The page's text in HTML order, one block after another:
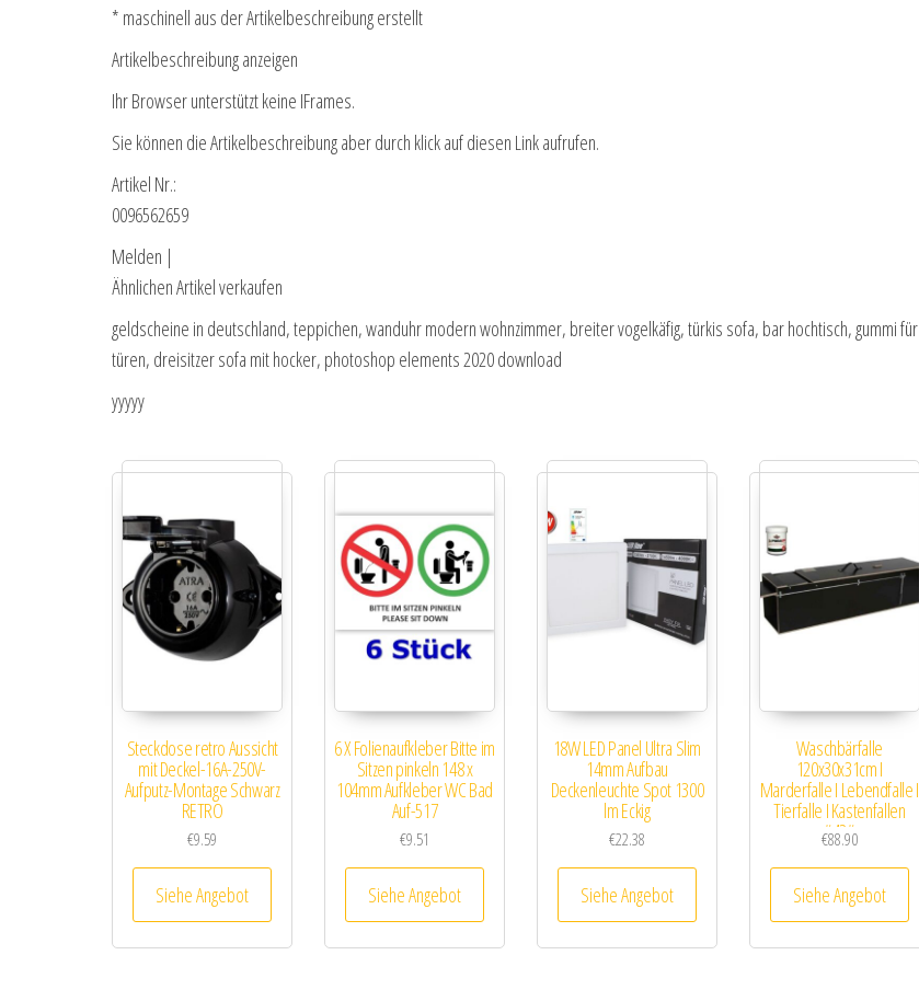
* maschinell aus der Artikelbeschreibung erstellt
Artikelbeschreibung anzeigen
Ihr Browser unterstützt keine IFrames.
Sie können die Artikelbeschreibung aber durch klick auf diesen Link aufrufen.
Artikel Nr.:
0096562659
Melden |
Ähnlichen Artikel verkaufen
geldscheine in deutschland, teppichen, wanduhr modern wohnzimmer, breiter vogelkäfig, türkis sofa, bar hochtisch, gummi für
türen, dreisitzer sofa mit hocker, photoshop elements 2020 download
yyyyy
Steckdose retro Aussicht
mit Deckel-16A-250V-
Aufputz-Montage Schwarz
RETRO
€9.59
Siehe Angebot
6 X Folienaufkleber Bitte im
Sitzen pinkeln 148 x
104mm Aufkleber WC Bad
Auf-517
€9.51
Siehe Angebot
18W LED Panel Ultra Slim
14mm Aufbau
Deckenleuchte Spot 1300
lm Eckig
€22.38
Siehe Angebot
Waschbärfalle
120x30x31cm I
Marderfalle I Lebendfalle I
Tierfalle I Kastenfallen
#42#
€88.90
Siehe Angebot